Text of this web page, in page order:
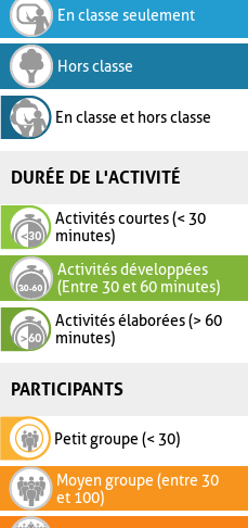
En classe seulement
Hors classe
En classe et hors classe
DURÉE DE L'ACTIVITÉ
Activités courtes (< 30
minutes)
Activités développées
(Entre 30 et 60 minutes)
Activités élaborées (> 60
minutes)
PARTICIPANTS
Petit groupe (< 30)
Moyen groupe (entre 30
et 100)